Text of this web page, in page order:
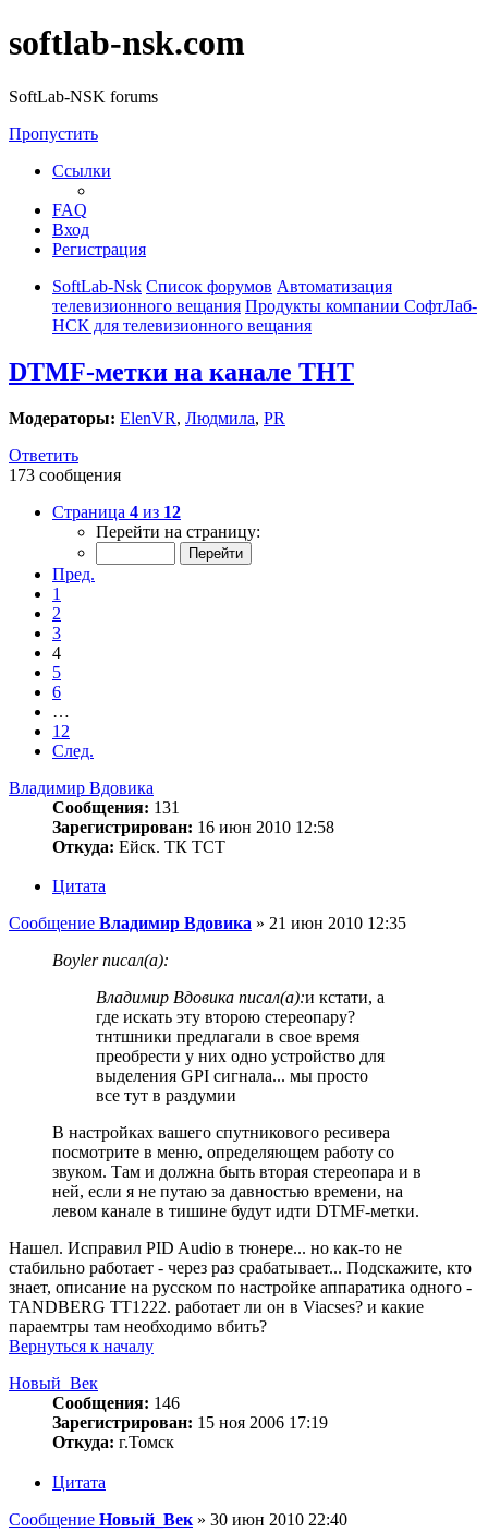
softlab-nsk.com
SoftLab-NSK forums
Пропустить
Ссылки
FAQ
Вход
Регистрация
SoftLab-Nsk Список форумов Автоматизация
телевизионного вещания Продукты компании СофтЛаб-
НСК для телевизионного вещания
DTMF-метки на канале ТНТ
Модераторы: ElenVR, Людмила, PR
Ответить
173 сообщения
Страница 4 из 12
Перейти на страницу:
Пред.
1
2
3
4
5
6
…
12
След.
Владимир Вдовика
Сообщения: 131
Зарегистрирован: 16 июн 2010 12:58
Откуда: Ейск. ТК ТСТ
Цитата
Сообщение Владимир Вдовика » 21 июн 2010 12:35
Boyler писал(а):
Владимир Вдовика писал(а):и кстати, а
где искать эту второю стереопару?
тнтшники предлагали в свое время
преобрести у них одно устройство для
выделения GPI сигнала... мы просто
все тут в раздумии
В настройках вашего спутникового ресивера
посмотрите в меню, определяющем работу со
звуком. Там и должна быть вторая стереопара и в
ней, если я не путаю за давностью времени, на
левом канале в тишине будут идти DTMF-метки.
Нашел. Исправил PID Audio в тюнере... но как-то не
стабильно работает - через раз срабатывает... Подскажите, кто
знает, описание на русском по настройке аппаратика одного -
TANDBERG TT1222. работает ли он в Viacses? и какие
параемтры там необходимо вбить?
Вернуться к началу
Новый_Век
Сообщения: 146
Зарегистрирован: 15 ноя 2006 17:19
Откуда: г.Томск
Цитата
Сообщение Новый_Век » 30 июн 2010 22:40